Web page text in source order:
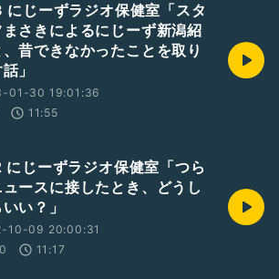
じーずラジオ保健室「スタ
まさきによるにじーず新潟紹
昔できなかったことを取り
」
01-30 19:01:36
11:55
じーずラジオ保健室「つら
ュースに接したとき、どうし
い？」
10-09 20:00:31
11:17